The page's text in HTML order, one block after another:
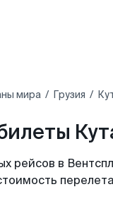
мира Грузия
рейсов в